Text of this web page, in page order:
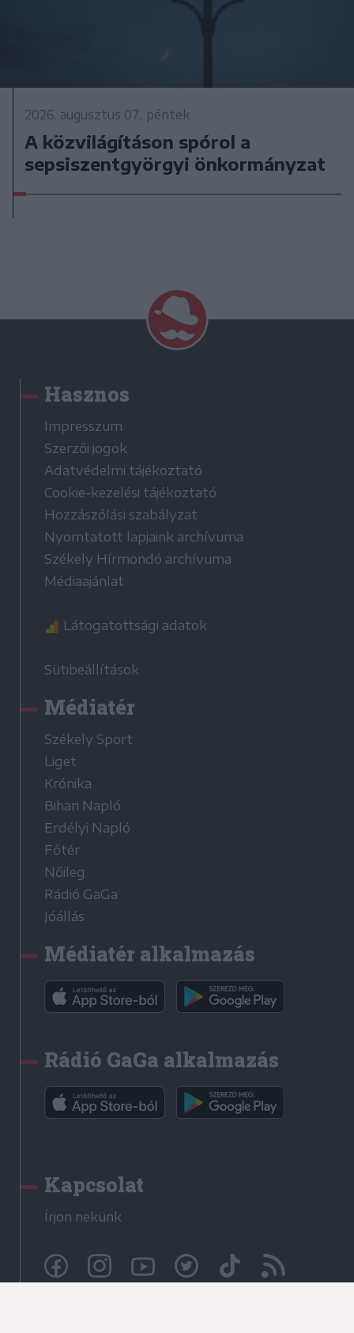
2026. augusztus 07., péntek
A közvilágításon spórol a
sepsiszentgyörgyi önkormányzat
Hasznos
Impresszum
Szerzői jogok
Adatvédelmi tájékoztató
Cookie-kezelési tájékoztató
Hozzászólási szabályzat
Nyomtatott lapjaink archívuma
Székely Hírmondó archívuma
Médiaajánlat
Látogatottsági adatok
Sütibeállítások
Médiatér
Székely Sport
Liget
Krónika
Bihari Napló
Erdélyi Napló
Főtér
Nőileg
Rádió GaGa
Jóállás
Médiatér alkalmazás
Rádió GaGa alkalmazás
Kapcsolat
Írjon nekünk